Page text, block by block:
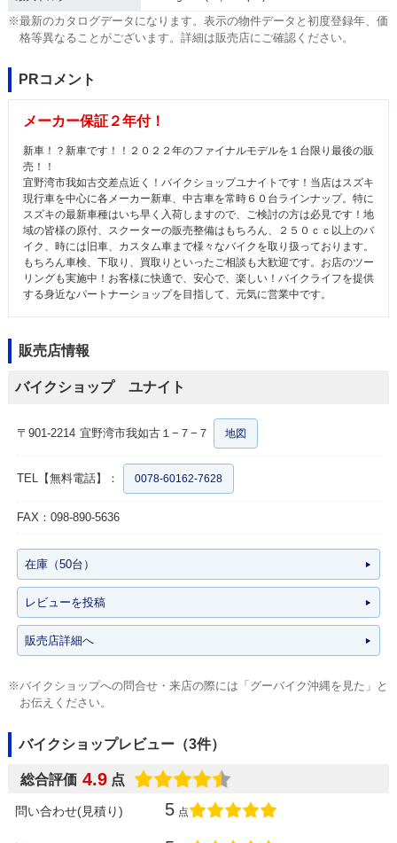
※最新のカタログデータになります。表示の物件データと初度登録年、価
格等異なることがございます。詳細は販売店にご確認ください。
PRコメント
メーカー保証２年付！
新車！？新車です！！２０２２年のファイナルモデルを１台限り最後の販
売！！
宜野湾市我如古交差点近く！バイクショップユナイトです！当店はスズキ
現行車を中心に各メーカー新車、中古車を常時６０台ラインナップ。特に
スズキの最新車種はいち早く入荷しますので、ご検討の方は必見です！地
域の皆様の原付、スクーターの販売整備はもちろん、２５０ｃｃ以上のバ
イク、時には旧車、カスタム車まで様々なバイクを取り扱っております。
もちろん車検、下取り、買取りといったご相談も大歓迎です。お店のツー
リングも実施中！お客様に快適で、安心で、楽しい！バイクライフを提供
する身近なパートナーショップを目指して、元気に営業中です。
販売店情報
バイクショップ ユナイト
〒901-2214 宜野湾市我如古１−７−７ 地図
TEL【無料電話】： 0078-60162-7628
FAX：098-890-5636
在庫（50台）
レビューを投稿
販売店詳細へ
※バイクショップへの問合せ・来店の際には「グーバイク沖縄を見た」と
お伝えください。
バイクショップレビュー（3件）
総合評価 4.9 点
問い合わせ(見積り) 5 点